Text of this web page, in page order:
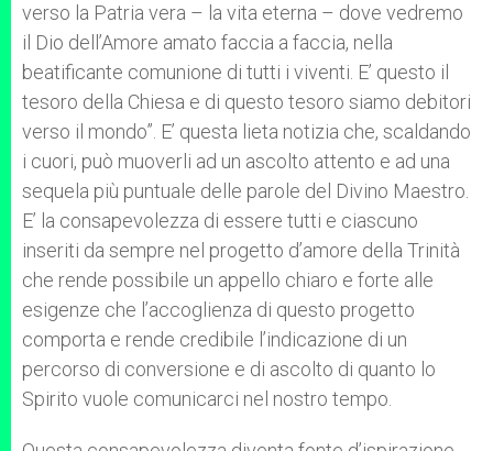
verso la Patria vera – la vita eterna – dove vedremo
il Dio dell’Amore amato faccia a faccia, nella
beatificante comunione di tutti i viventi. E’ questo il
tesoro della Chiesa e di questo tesoro siamo debitori
verso il mondo”. E’ questa lieta notizia che, scaldando
i cuori, può muoverli ad un ascolto attento e ad una
sequela più puntuale delle parole del Divino Maestro.
E’ la consapevolezza di essere tutti e ciascuno
inseriti da sempre nel progetto d’amore della Trinità
che rende possibile un appello chiaro e forte alle
esigenze che l’accoglienza di questo progetto
comporta e rende credibile l’indicazione di un
percorso di conversione e di ascolto di quanto lo
Spirito vuole comunicarci nel nostro tempo.